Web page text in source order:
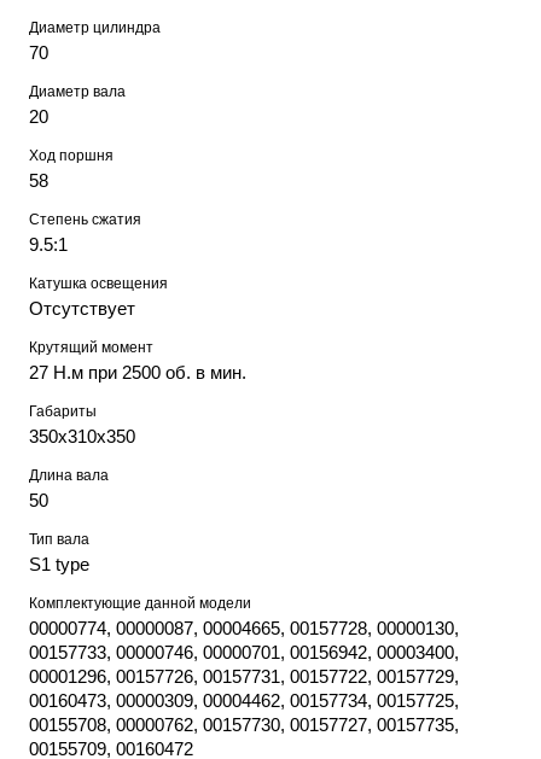
Диаметр цилиндра
70
Диаметр вала
20
Ход поршня
58
Степень сжатия
9.5:1
Катушка освещения
Отсутствует
Крутящий момент
27 Н.м при 2500 об. в мин.
Габариты
350х310х350
Длина вала
50
Тип вала
S1 type
Комплектующие данной модели
00000774, 00000087, 00004665, 00157728, 00000130,
00157733, 00000746, 00000701, 00156942, 00003400,
00001296, 00157726, 00157731, 00157722, 00157729,
00160473, 00000309, 00004462, 00157734, 00157725,
00155708, 00000762, 00157730, 00157727, 00157735,
00155709, 00160472